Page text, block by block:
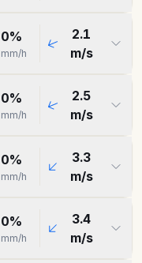
0%
mm/h
2.1
m/s
0%
mm/h
2.5
m/s
0%
mm/h
3.3
m/s
0%
mm/h
3.4
m/s